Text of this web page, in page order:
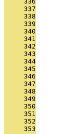
     337
     338
     339
     340
     341
     342
     343
     344
     345
     346
     347
     348
     349
     350
     351
     352
     353